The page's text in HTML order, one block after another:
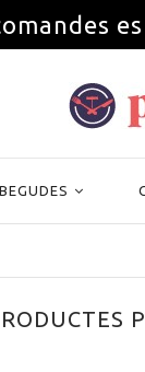
BEGUDES